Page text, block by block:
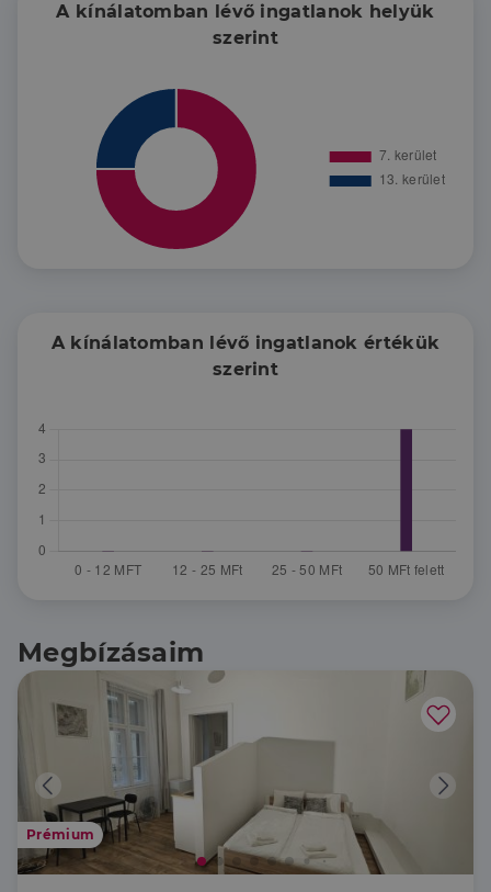
A kínálatomban lévő ingatlanok helyük
szerint
A kínálatomban lévő ingatlanok értékük
szerint
Megbízásaim
Prémium